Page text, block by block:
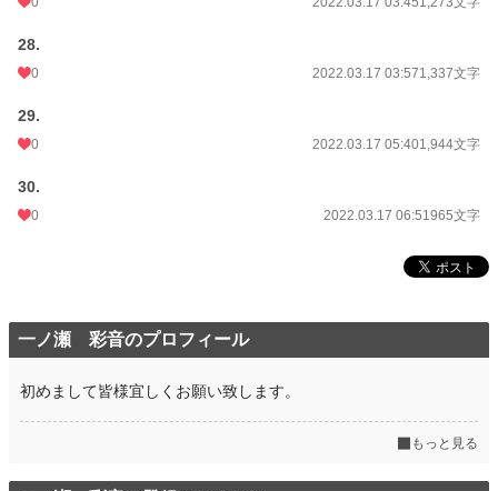
28.
0 2022.03.17 03:571,337文字
29.
0 2022.03.17 05:401,944文字
30.
0 2022.03.17 06:51965文字
一ノ瀬 彩音のプロフィール
初めまして皆様宜しくお願い致します。
もっと見る